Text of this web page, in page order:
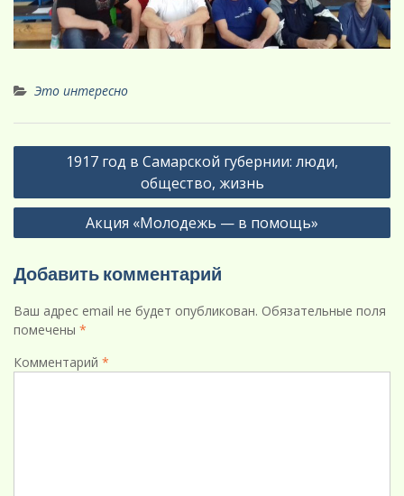
Это интересно
Навигация
записям
1917 год в Самарской губернии: люди,
общество, жизнь
Акция «Молодежь — в помощь»
Добавить комментарий
Ваш адрес email не будет опубликован. Обязательные поля
помечены *
Комментарий *